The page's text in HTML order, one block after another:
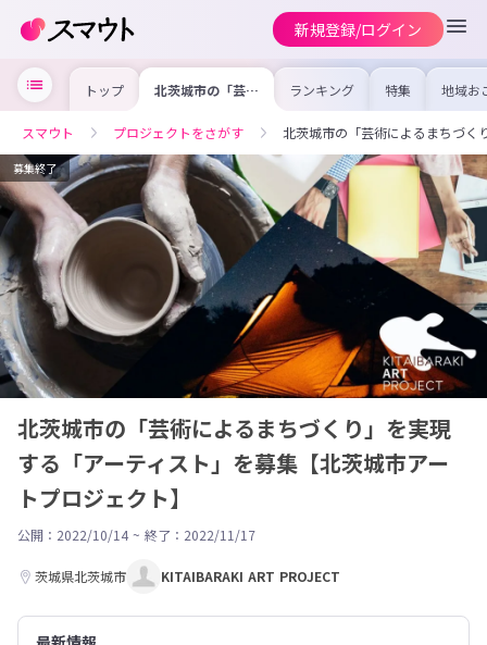
新規登録/ログイン
トップ 北茨城市の「芸術
によるまちづく
「アーティスト」
を募集【北茨城市
アートプロジェク
ト】
ランキング 特集 地域お
の求
を集め
事内容
を比較
合った
けよう
スマウト プロジェクトをさがす 北茨城市の「芸術によるまちづく
募集終了
北茨城市の「芸術によるまちづくり」を実現
する「アーティスト」を募集【北茨城市アー
トプロジェクト】
公開：2022/10/14 ~ 終了：2022/11/17
茨城県北茨城市 KITAIBARAKI ART PROJECT